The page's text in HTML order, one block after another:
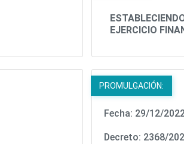
EJERCICIO
PROMULGACIÓN:
Fecha: 29/12/
Decreto: 2368/